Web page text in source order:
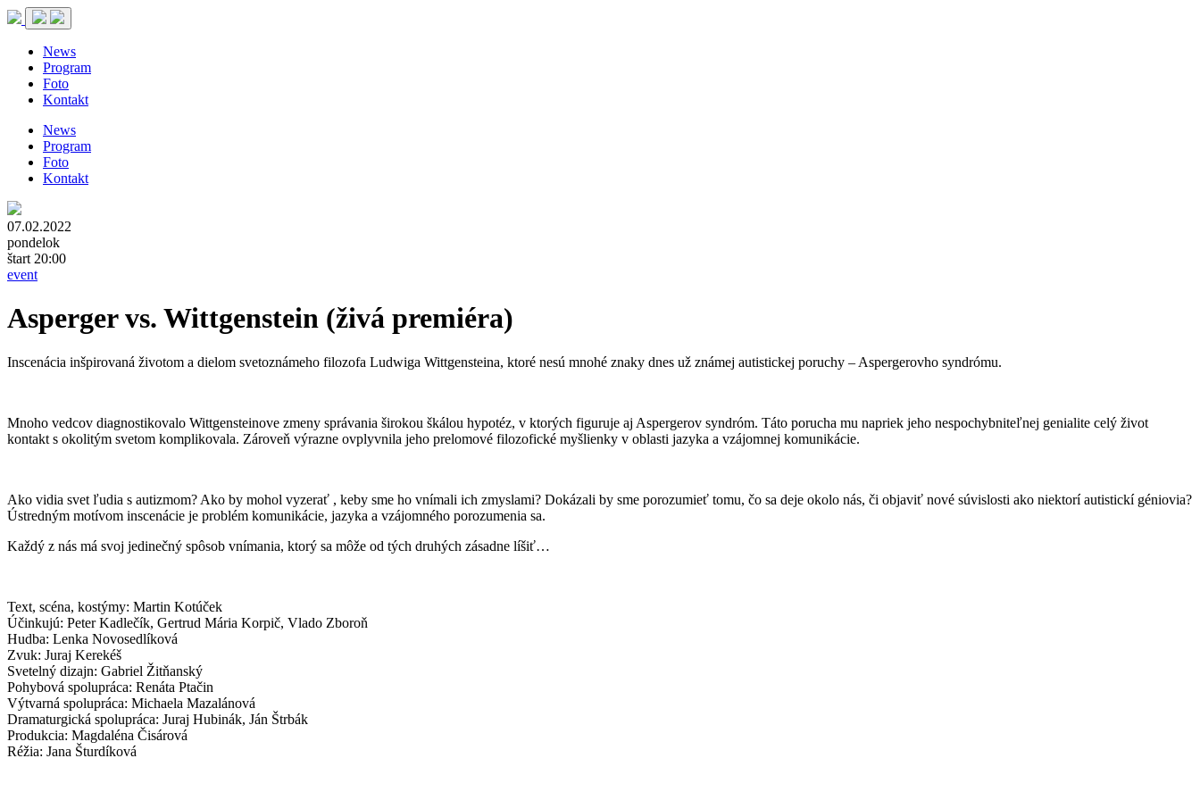
News
Program
Foto
Kontakt
News
Program
Foto
Kontakt
07.02.2022
pondelok
štart 20:00
event
Asperger vs. Wittgenstein (živá premiéra)
Inscenácia inšpirovaná životom a dielom svetoznámeho filozofa Ludwiga Wittgensteina, ktoré nesú mnohé znaky dnes už známej autistickej poruchy – Aspergerovho syndrómu.
Mnoho vedcov diagnostikovalo Wittgensteinove zmeny správania širokou škálou hypotéz, v ktorých figuruje aj Aspergerov syndróm. Táto porucha mu napriek jeho nespochybniteľnej genialite celý život
kontakt s okolitým svetom komplikovala. Zároveň výrazne ovplyvnila jeho prelomové filozofické myšlienky v oblasti jazyka a vzájomnej komunikácie.
Ako vidia svet ľudia s autizmom? Ako by mohol vyzerať , keby sme ho vnímali ich zmyslami? Dokázali by sme porozumieť tomu, čo sa deje okolo nás, či objaviť nové súvislosti ako niektorí autistickí géniovia?
Ústredným motívom inscenácie je problém komunikácie, jazyka a vzájomného porozumenia sa.
Každý z nás má svoj jedinečný spôsob vnímania, ktorý sa môže od tých druhých zásadne líšiť…
Text, scéna, kostýmy: Martin Kotúček
Účinkujú: Peter Kadlečík, Gertrud Mária Korpič, Vlado Zboroň
Hudba: Lenka Novosedlíková
Zvuk: Juraj Kerekéš
Svetelný dizajn: Gabriel Žitňanský
Pohybová spolupráca: Renáta Ptačin
Výtvarná spolupráca: Michaela Mazalánová
Dramaturgická spolupráca: Juraj Hubinák, Ján Štrbák
Produkcia: Magdaléna Čisárová
Réžia: Jana Šturdíková